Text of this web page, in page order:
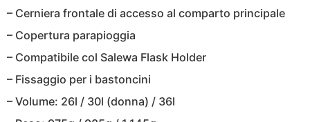
– Cerniera frontale di accesso al comparto principale
– Copertura parapioggia
– Compatibile col Salewa Flask Holder
– Fissaggio per i bastoncini
– Volume: 26l / 30l (donna) / 36l